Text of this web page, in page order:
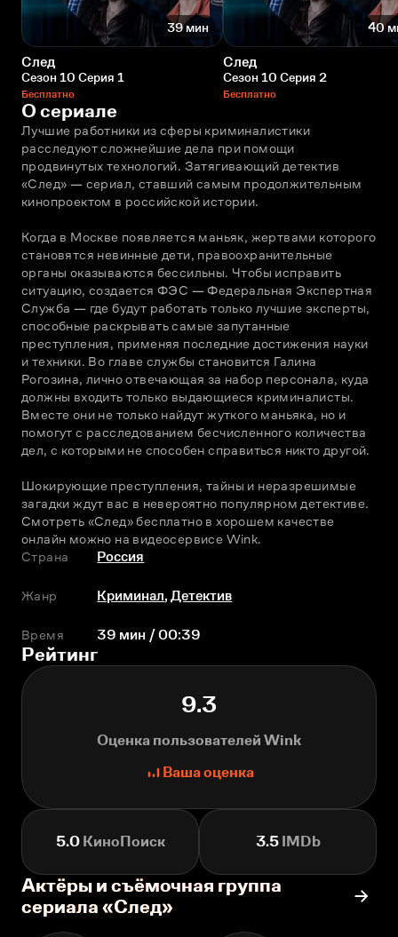
39 мин
След
Сезон 10 Серия 1
Бесплатно
40
След
Сезон 10 Серия 2
Бесплатно
О сериале
Лучшие работники из сферы криминалистики
расследуют сложнейшие дела при помощи
продвинутых технологий. Затягивающий детектив
«След» — сериал, ставший самым продолжительным
кинопроектом в российской истории.
Когда в Москве появляется маньяк, жертвами которого
становятся невинные дети, правоохранительные
органы оказываются бессильны. Чтобы исправить
ситуацию, создается ФЭС — Федеральная Экспертная
Служба — где будут работать только лучшие эксперты,
способные раскрывать самые запутанные
преступления, применяя последние достижения науки
и техники. Во главе службы становится Галина
Рогозина, лично отвечающая за набор персонала, куда
должны входить только выдающиеся криминалисты.
Вместе они не только найдут жуткого маньяка, но и
помогут с расследованием бесчисленного количества
дел, с которыми не способен справиться никто другой.
Шокирующие преступления, тайны и неразрешимые
загадки ждут вас в невероятно популярном детективе.
Смотреть «След» бесплатно в хорошем качестве
онлайн можно на видеосервисе Wink.
Страна
Россия
Жанр Криминал,Детектив
Время 39 мин / 00:39
Рейтинг
9.3
Оценка пользователей Wink
Ваша оценка
5.0КиноПоиск 3.5IMDb
Актёры и съёмочная группа
сериала «След»